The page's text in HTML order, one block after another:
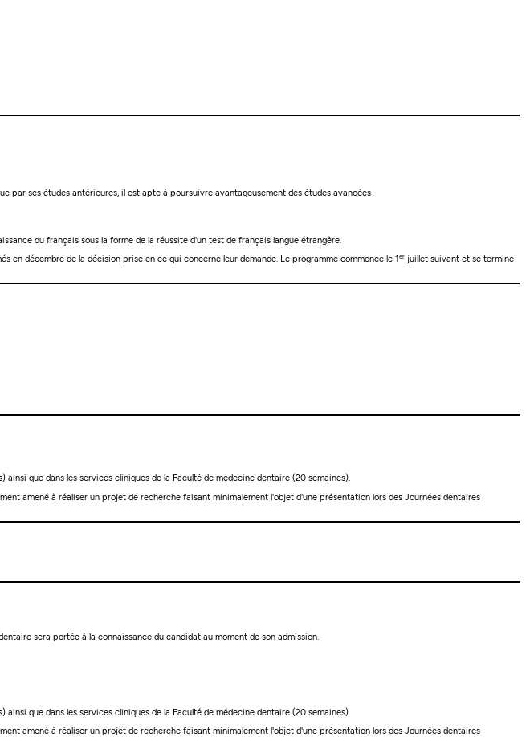
par ses études antérieures, il est apte à poursuivre avantageusement des études avancées
du français sous la forme de la réussite d'un test de français langue étrangère.
en décembre de la décision prise en ce qui concerne leur demande. Le programme commence le 1er juillet suivant et se termine
que dans les services cliniques de la Faculté de médecine dentaire (20 semaines).
amené à réaliser un projet de recherche faisant minimalement l'objet d'une présentation lors des Journées dentaires
sera portée à la connaissance du candidat au moment de son admission.
que dans les services cliniques de la Faculté de médecine dentaire (20 semaines).
amené à réaliser un projet de recherche faisant minimalement l'objet d'une présentation lors des Journées dentaires